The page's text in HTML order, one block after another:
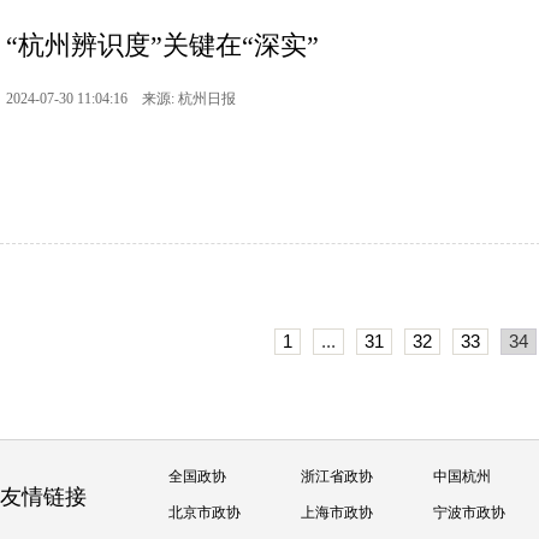
“杭州辨识度”关键在“深实”
2024-07-30 11:04:16 来源: 杭州日报
1 ... 31 32 33 34
友情链接
全国政协 浙江省政协 中国杭州
北京市政协 上海市政协 宁波市政协